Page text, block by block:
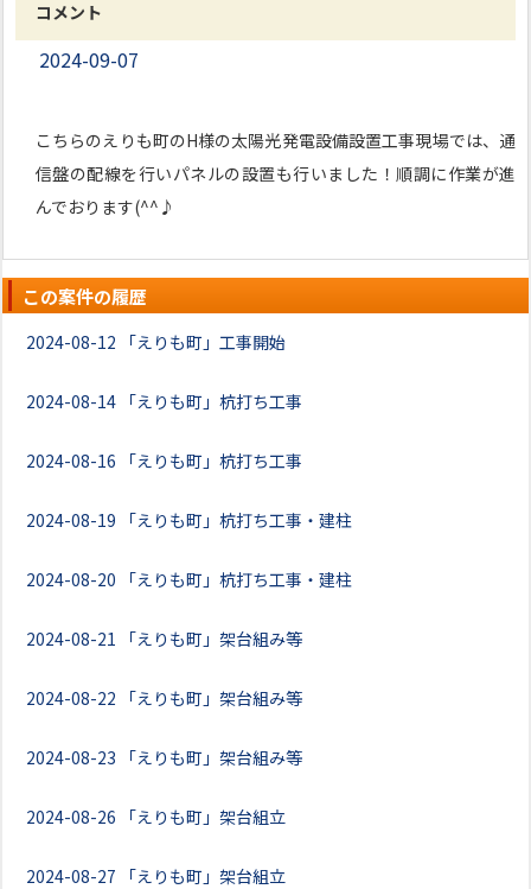
コメント
2024-09-07
こちらのえりも町のH様の太陽光発電設備設置工事現場では、通
信盤の配線を行いパネルの設置も行いました！順調に作業が進
んでおります(^^♪
この案件の履歴
2024-08-12 「えりも町」工事開始
2024-08-14 「えりも町」杭打ち工事
2024-08-16 「えりも町」杭打ち工事
2024-08-19 「えりも町」杭打ち工事・建柱
2024-08-20 「えりも町」杭打ち工事・建柱
2024-08-21 「えりも町」架台組み等
2024-08-22 「えりも町」架台組み等
2024-08-23 「えりも町」架台組み等
2024-08-26 「えりも町」架台組立
2024-08-27 「えりも町」架台組立